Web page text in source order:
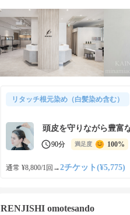
リタッチ根元染め（白髪染め含む）
頭皮を守りながら豊富
90分 満足度 100%
通常 ¥8,800/1回 →2チケット(¥5,775)
RENJISHI omotesando